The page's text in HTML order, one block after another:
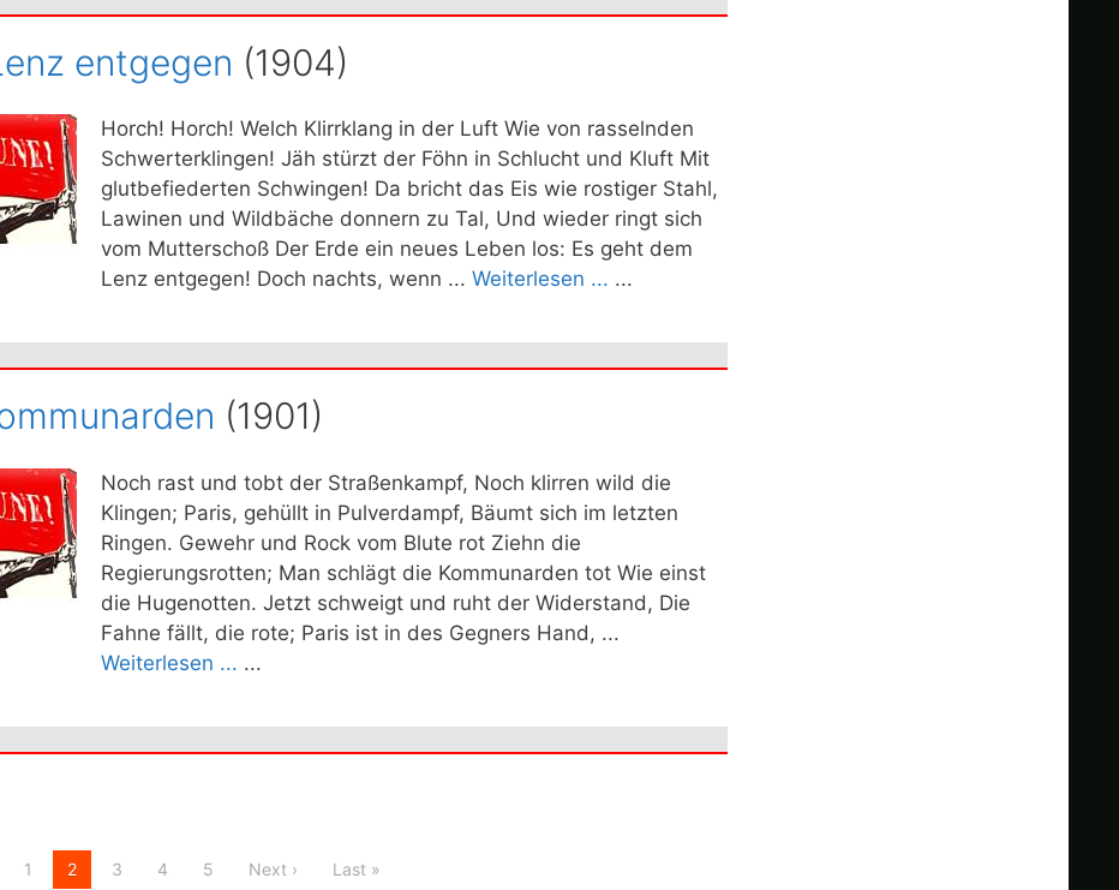
entgegen (1904)
Horch! Horch! Welch Klirrklang in der Luft Wie von rasselnden
Schwerterklingen! Jäh stürzt der Föhn in Schlucht und Kluft Mit
glutbefiederten Schwingen! Da bricht das Eis wie rostiger Stahl,
Lawinen und Wildbäche donnern zu Tal, Und wieder ringt sich
vom Mutterschoß Der Erde ein neues Leben los: Es geht dem
Lenz entgegen! Doch nachts, wenn ... Weiterlesen ... ...
(1901)
Noch rast und tobt der Straßenkampf, Noch klirren wild die
Klingen; Paris, gehüllt in Pulverdampf, Bäumt sich im letzten
Ringen. Gewehr und Rock vom Blute rot Ziehn die
Regierungsrotten; Man schlägt die Kommunarden tot Wie einst
die Hugenotten. Jetzt schweigt und ruht der Widerstand, Die
Fahne fällt, die rote; Paris ist in des Gegners Hand, ...
Weiterlesen ... ...
1 2 3 4 5 Next › Last »